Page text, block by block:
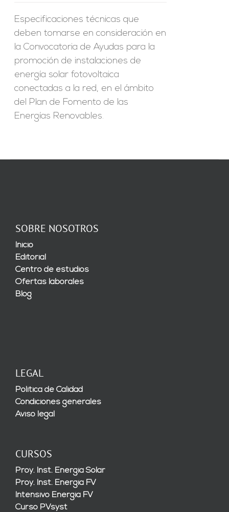
Especificaciones técnicas que
deben tomarse en consideración en
la Convocatoria de Ayudas para la
promoción de instalaciones de
energía solar fotovoltaica
conectadas a la red, en el ámbito
del Plan de Fomento de las
Energías Renovables.
SOBRE NOSOTROS
Inicio
Editorial
Centro de estudios
Ofertas laborales
Blog
LEGAL
Política de Calidad
Condiciones generales
Aviso legal
CURSOS
Proy. Inst. Energía Solar
Proy. Inst. Energía FV
Intensivo Energía FV
Curso PVsyst